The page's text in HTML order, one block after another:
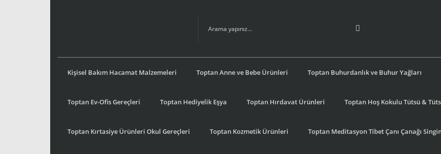
Kişisel Bakım Hacamat Malzemeleri Toptan Anne ve Bebe Ürünleri Toptan Buhurdanlık ve Buhur Yağları
Toptan Ev-Ofis Gereçleri Toptan Hediyelik Eşya Toptan Hırdavat Ürünleri Toptan Hoş Kokulu Tütsü &
Toptan Kırtasiye Ürünleri Okul Gereçleri Toptan Kozmetik Ürünleri Toptan Meditasyon Tibet Çanı Çanağı